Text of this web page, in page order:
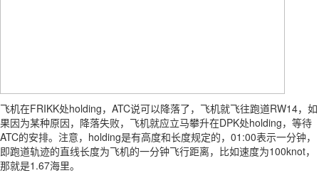
飞机在FRIKK处holding，ATC说可以降落了，飞机就飞往跑道RW14，如
果因为某种原因，降落失败，飞机就应立马攀升在DPK处holding，等待
ATC的安排。注意，holding是有高度和长度规定的，01:00表示一分钟，
即跑道轨迹的直线长度为飞机的一分钟飞行距离，比如速度为100knot，
那就是1.67海里。